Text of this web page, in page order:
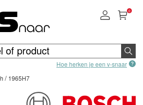
Hoe herken je een v-snaar
0
1965H7